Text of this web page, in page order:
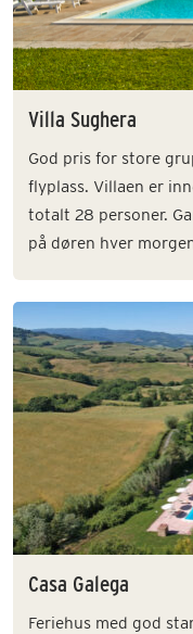
Villa Sughera
God pris for store
flyplass. Villaen er
totalt 28 personer.
på døren hver
Casa Galega
Feriehus med god